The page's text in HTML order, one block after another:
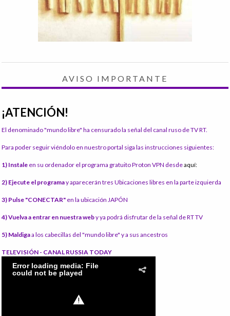
AVISO IMPORTANTE
¡ATENCIÓN!
El denominado "mundo libre" ha censurado la señal del canal ruso de TV RT.
Para poder seguir viéndolo en nuestro portal siga las instrucciones siguientes:
1) Instale en su ordenador el programa gratuito Proton VPN desdeaquí:
2) Ejecute el programay aparecerán tres Ubicaciones libres en la parte izquierda
3) Pulse "CONECTAR" en la ubicación JAPÓN
4) Vuelva a entrar en nuestra weby ya podrá disfrutar de la señal de RT TV
5) Maldigaa los cabecillas del "mundo libre" y a sus ancestros
TELEVISIÓN - CANAL RUSSIA TODAY